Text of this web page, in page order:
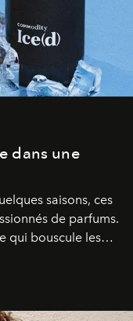
dans une
saisons, ces
de parfums.
qui bouscule les
en proposant
: